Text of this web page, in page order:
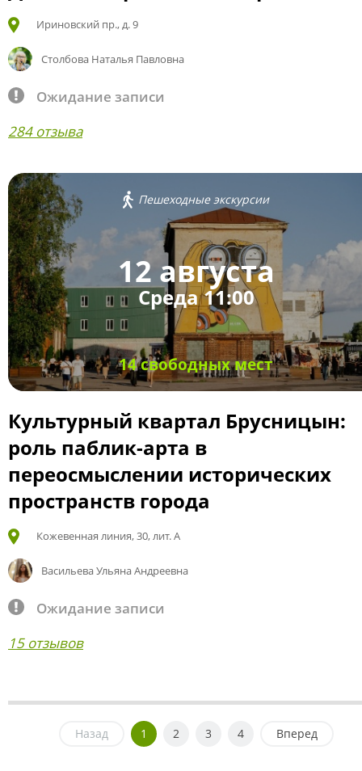
Ириновский пр., д. 9
Столбова Наталья Павловна
Ожидание записи
284 отзыва
Пешеходные экскурсии
12 августа
Среда 11:00
14 свободных мест
Культурный квартал Брусницын:
роль паблик-арта в
переосмыслении исторических
пространств города
Кожевенная линия, 30, лит. А
Васильева Ульяна Андреевна
Ожидание записи
15 отзывов
Назад 1 2 3 4 Вперед